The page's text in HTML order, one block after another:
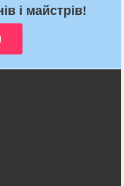
і майстрів!